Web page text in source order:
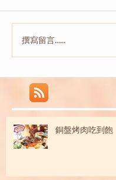
撰寫留言......
銅盤烤肉吃到飽